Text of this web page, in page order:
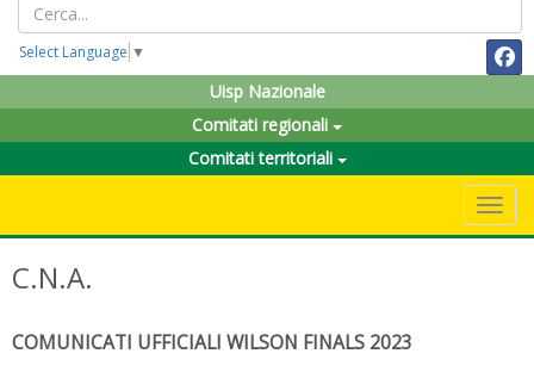
Select Language ▼
Uisp Nazionale
Comitati regionali
Comitati territoriali
C.N.A.
COMUNICATI UFFICIALI WILSON FINALS 2023